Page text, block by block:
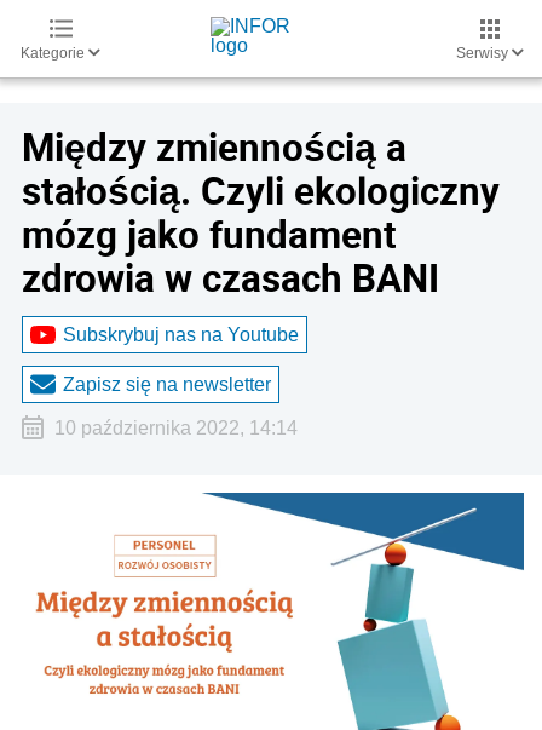
Kategorie Serwisy
Między zmiennością a
stałością. Czyli ekologiczny
mózg jako fundament
zdrowia w czasach BANI
Subskrybuj nas na Youtube
Zapisz się na newsletter
10 października 2022, 14:14